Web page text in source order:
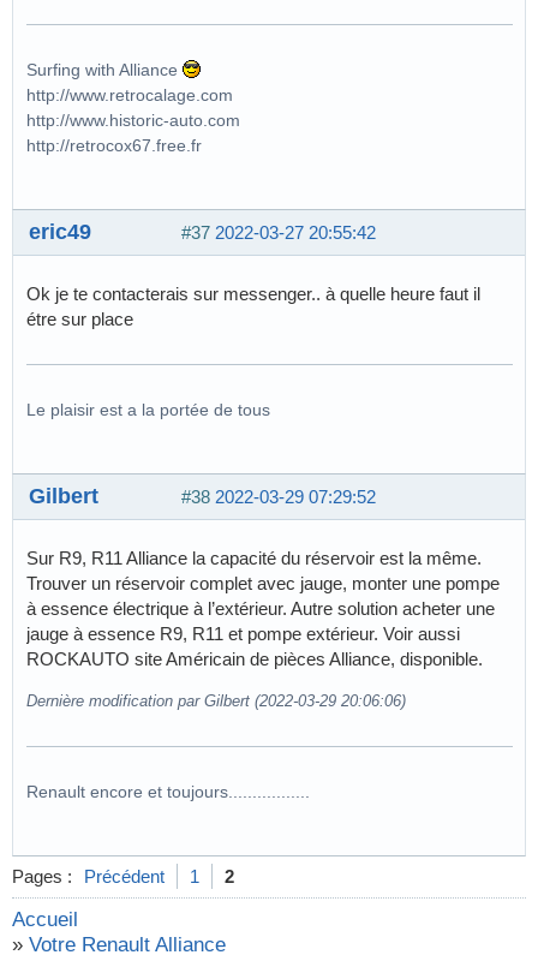
Surfing with Alliance
http://www.retrocalage.com
http://www.historic-auto.com
http://retrocox67.free.fr
#37 2022-03-27 20:55:42
eric49
Ok je te contacterais sur messenger.. à quelle heure faut il
étre sur place
Le plaisir est a la portée de tous
#38 2022-03-29 07:29:52
Gilbert
Sur R9, R11 Alliance la capacité du réservoir est la même.
Trouver un réservoir complet avec jauge, monter une pompe
à essence électrique à l’extérieur. Autre solution acheter une
jauge à essence R9, R11 et pompe extérieur. Voir aussi
ROCKAUTO site Américain de pièces Alliance, disponible.
Dernière modification par Gilbert (2022-03-29 20:06:06)
Renault encore et toujours.................
Pages : Précédent 1 2
Accueil
» Votre Renault Alliance